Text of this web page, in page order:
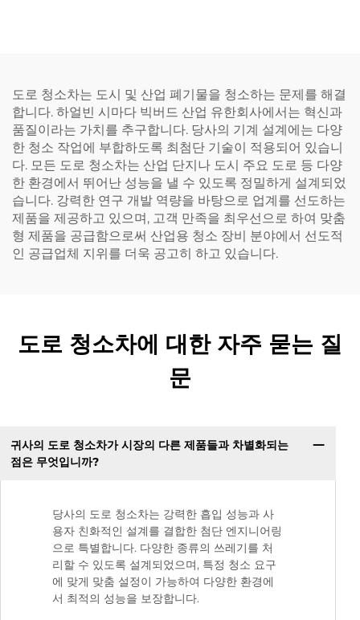
도로 청소차는 도시 및 산업 폐기물을 청소하는 문제를 해결
합니다. 하얼빈 시마다 빅버드 산업 유한회사에서는 혁신과
품질이라는 가치를 추구합니다. 당사의 기계 설계에는 다양
한 청소 작업에 부합하도록 최첨단 기술이 적용되어 있습니
다. 모든 도로 청소차는 산업 단지나 도시 주요 도로 등 다양
한 환경에서 뛰어난 성능을 낼 수 있도록 정밀하게 설계되었
습니다. 강력한 연구 개발 역량을 바탕으로 업계를 선도하는
제품을 제공하고 있으며, 고객 만족을 최우선으로 하여 맞춤
형 제품을 공급함으로써 산업용 청소 장비 분야에서 선도적
인 공급업체 지위를 더욱 공고히 하고 있습니다.
도로 청소차에 대한 자주 묻는 질
문
귀사의 도로 청소차가 시장의 다른 제품들과 차별화되는
점은 무엇입니까?
당사의 도로 청소차는 강력한 흡입 성능과 사
용자 친화적인 설계를 결합한 첨단 엔지니어링
으로 특별합니다. 다양한 종류의 쓰레기를 처
리할 수 있도록 설계되었으며, 특정 청소 요구
에 맞게 맞춤 설정이 가능하여 다양한 환경에
서 최적의 성능을 보장합니다.